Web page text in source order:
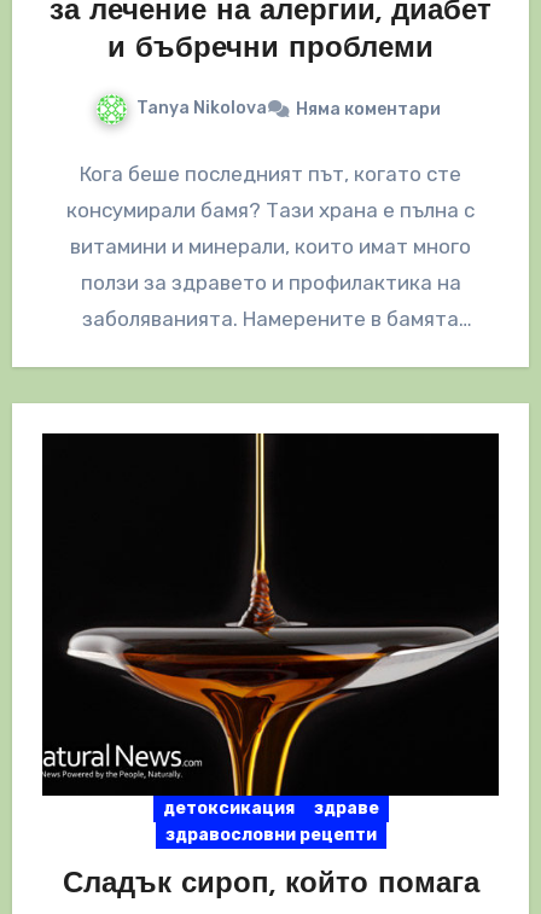
за лечение на алергии, диабет
и бъбречни проблеми
Tanya Nikolova Няма коментари
Кога беше последният път, когато сте
консумирали бамя? Тази храна е пълна с
витамини и минерали, които имат много
ползи за здравето и профилактика на
заболяванията. Намерените в бамята
детоксикация
здраве
здравословни рецепти
Сладък сироп, който помага